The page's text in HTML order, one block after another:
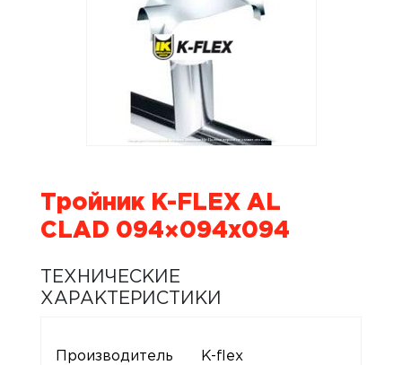
Тройник K-FLEX AL
CLAD 094×094х094
ТЕХНИЧЕСКИЕ
ХАРАКТЕРИСТИКИ
Производитель K-flex